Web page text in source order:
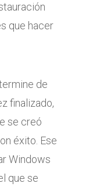
que hacer
de
finalizado,
se creó
éxito. Ese
Windows
que se